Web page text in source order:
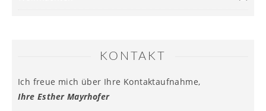
KONTAKT
Ich freue mich über Ihre Kontaktaufnahme,
Ihre Esther Mayrhofer